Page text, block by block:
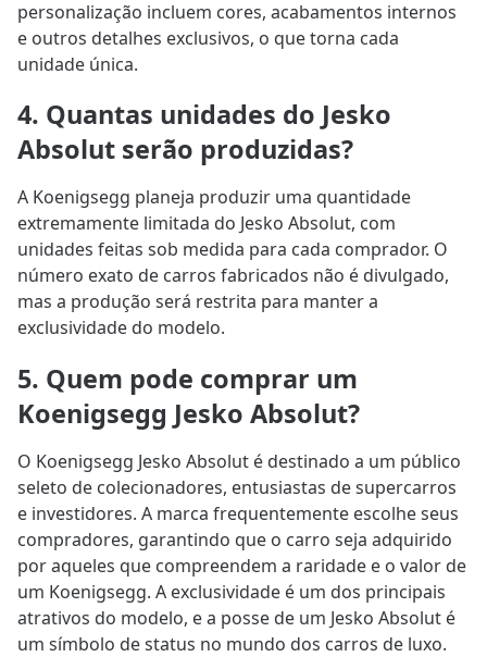
personalização incluem cores, acabamentos internos
e outros detalhes exclusivos, o que torna cada
unidade única.
4. Quantas unidades do Jesko
Absolut serão produzidas?
A Koenigsegg planeja produzir uma quantidade
extremamente limitada do Jesko Absolut, com
unidades feitas sob medida para cada comprador. O
número exato de carros fabricados não é divulgado,
mas a produção será restrita para manter a
exclusividade do modelo.
5. Quem pode comprar um
Koenigsegg Jesko Absolut?
O Koenigsegg Jesko Absolut é destinado a um público
seleto de colecionadores, entusiastas de supercarros
e investidores. A marca frequentemente escolhe seus
compradores, garantindo que o carro seja adquirido
por aqueles que compreendem a raridade e o valor de
um Koenigsegg. A exclusividade é um dos principais
atrativos do modelo, e a posse de um Jesko Absolut é
um símbolo de status no mundo dos carros de luxo.